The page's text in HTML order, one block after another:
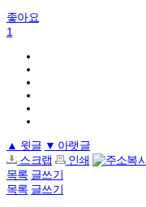
좋아요
1
▲ 윗글 ▼ 아랫글
스크랩
인쇄
목록 글쓰기
목록 글쓰기